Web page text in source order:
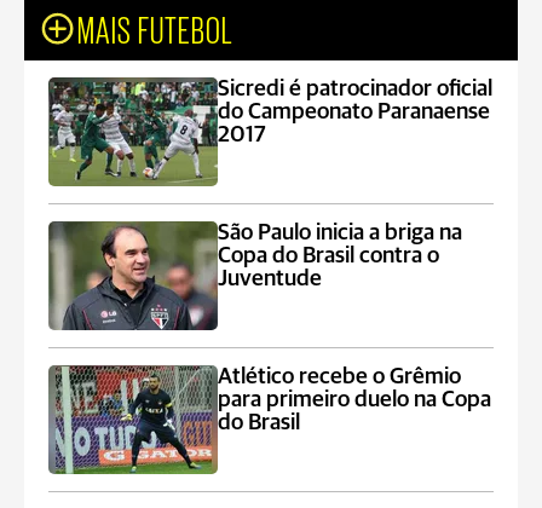
MAIS FUTEBOL
Sicredi é patrocinador oficial
do Campeonato Paranaense
2017
São Paulo inicia a briga na
Copa do Brasil contra o
Juventude
Atlético recebe o Grêmio
para primeiro duelo na Copa
do Brasil